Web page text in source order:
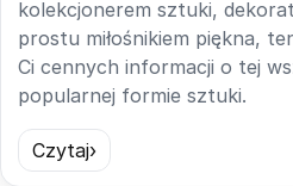
kolekcjonerem sztuki,
prostu miłośnikiem piękna,
Ci cennych informacji o tej
popularnej formie sztuki.
Czytaj